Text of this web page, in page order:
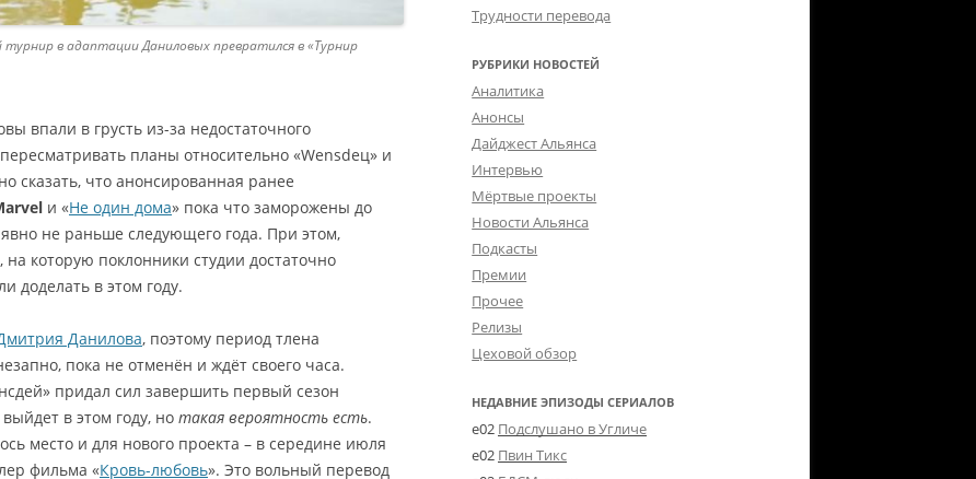
турнир в адаптации Даниловых превратился в «Турнир
впали в грусть из-за недостаточного
планы относительно «Wensdeц» и
сказать, что анонсированная ранее
и «Не один дома» пока что заморожены до
не раньше следующего года. При этом,
на которую поклонники студии достаточно
доделать в этом году.
Данилова, поэтому период тлена
пока не отменён и ждёт своего часа.
придал сил завершить первый сезон
в этом году, но такая вероятность есть.
место и для нового проекта – в середине июля
фильма «Кровь-любовь». Это вольный перевод
Трудности перевода
РУБРИКИ НОВОСТЕЙ
Аналитика
Анонсы
Дайджест Альянса
Интервью
Мёртвые проекты
Новости Альянса
Подкасты
Премии
Прочее
Релизы
Цеховой обзор
НЕДАВНИЕ ЭПИЗОДЫ СЕРИАЛОВ
e02 Подслушано в Угличе
e02 Пвин Тикс